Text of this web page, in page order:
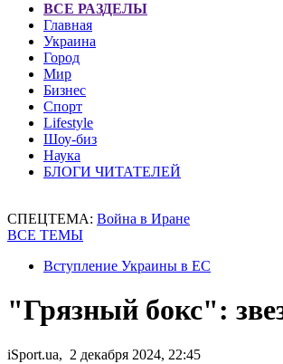
ВСЕ РАЗДЕЛЫ
Главная
Украина
Город
Мир
Бизнес
Спорт
Lifestyle
Шоу-биз
Наука
БЛОГИ ЧИТАТЕЛЕЙ
СПЕЦТЕМА: Война в Иране
ВСЕ ТЕМЫ
Вступление Украины в ЕС
"Грязный бокс":
iSport.ua, 2 декабря 2024, 22:45